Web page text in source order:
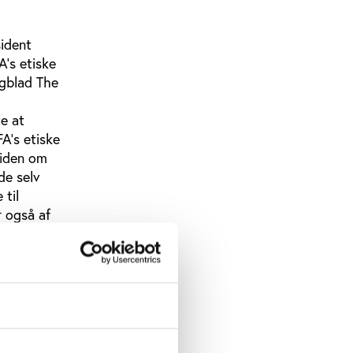
etiske
The
at
etiske
om
selv
til
også af
også